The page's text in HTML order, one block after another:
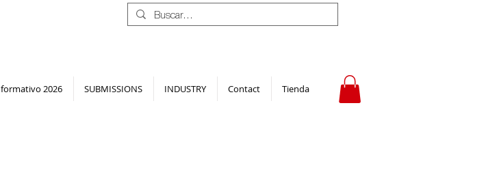
2026 SUBMISSIONS INDUSTRY Contact Tienda